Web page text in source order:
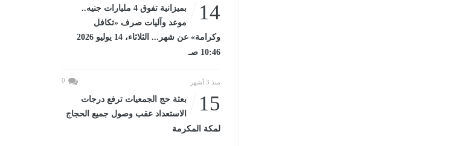
14
بميزانية تفوق 4 مليارات جنيه..
موعد وآليات صرف «تكافل
وكرامة» عن شهر... الثلاثاء، 14 يوليو 2026
10:46 صـ
منذ 3 أشهر 0
15
بعثة حج الجمعيات ترفع درجات
الاستعداد عقب وصول جميع الحجاج
لمكة المكرمة